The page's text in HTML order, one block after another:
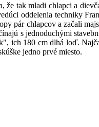
že tak mladi chlapci a
oddelenia techniky
pár chlapcov a začali
s jednoduchými
ich 180 cm dlhá loď.
jedno prvé miesto.